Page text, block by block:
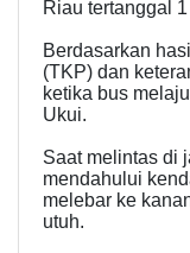
Riau tertanggal
Berdasarkan
(TKP) dan
ketika bus
Ukui.
Saat melintas di
mendahului
melebar ke
utuh.